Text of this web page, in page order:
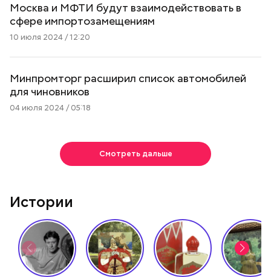
Москва и МФТИ будут взаимодействовать в
сфере импортозамещениям
10 июля 2024 / 12:20
Минпромторг расширил список автомобилей
для чиновников
04 июля 2024 / 05:18
Смотреть дальше
Истории